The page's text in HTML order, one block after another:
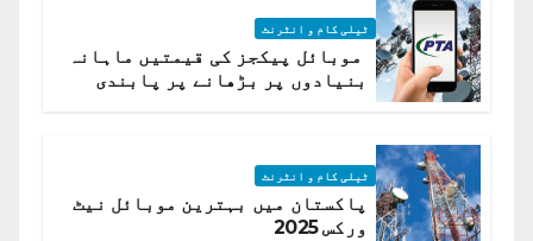
ٹیلی کام و انٹرنٹ
موبائل پیکجز کی قیمتیں ماہانہ
بنیادوں پر بڑھانے پر پابندی
ٹیلی کام و انٹرنٹ
پاکستان میں بہترین موبائل نیٹ
ورکس 2025